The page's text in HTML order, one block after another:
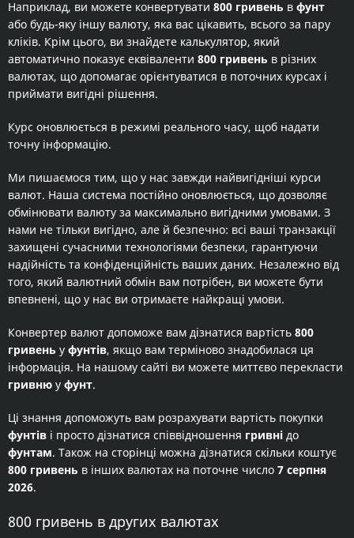
Наприклад, ви можете конвертувати 800 гривень в фунт
або будь-яку іншу валюту, яка вас цікавить, всього за пару
кліків. Крім цього, ви знайдете калькулятор, який
автоматично показує еквіваленти 800 гривень в різних
валютах, що допомагає орієнтуватися в поточних курсах і
приймати вигідні рішення.
Курс оновлюється в режимі реального часу, щоб надати
точну інформацію.
Ми пишаємося тим, що у нас завжди найвигідніші курси
валют. Наша система постійно оновлюється, що дозволяє
обмінювати валюту за максимально вигідними умовами. З
нами не тільки вигідно, але й безпечно: всі ваші транзакції
захищені сучасними технологіями безпеки, гарантуючи
надійність та конфіденційність ваших даних. Незалежно від
того, який валютний обмін вам потрібен, ви можете бути
впевнені, що у нас ви отримаєте найкращі умови.
Конвертер валют допоможе вам дізнатися вартість 800
гривень у фунтів, якщо вам терміново знадобилася ця
інформація. На нашому сайті ви можете миттєво перекласти
гривню у фунт.
Ці знання допоможуть вам розрахувати вартість покупки
фунтів і просто дізнатися співвідношення гривні до
фунтам. Також на сторінці можна дізнатися скільки коштує
800 гривень в інших валютах на поточне число 7 серпня
2026.
800 гривень в других валютах